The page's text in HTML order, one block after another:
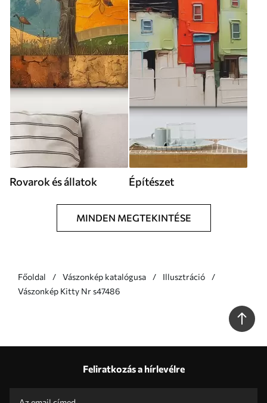
Rovarok és állatok Építészet
MINDEN MEGTEKINTÉSE
Főoldal Vászonkép katalógusa
Illusztráció
Vászonkép Kitty Nr s47486
Feliratkozás a hírlevélre